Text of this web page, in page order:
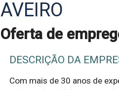
AVEIRO
Oferta de
DESCRIÇÃO DA
Com mais de 30 anos de